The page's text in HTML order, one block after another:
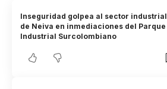
Inseguridad golpea al sector industrial
de Neiva en inmediaciones del Parque
Industrial Surcolombiano